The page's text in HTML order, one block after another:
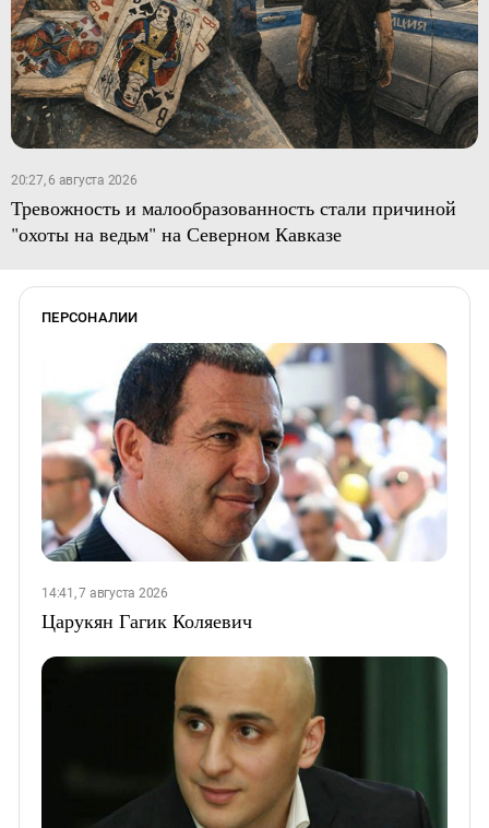
20:27, 6 августа 2026
Тревожность и малообразованность стали причиной
"охоты на ведьм" на Северном Кавказе
ПЕРСОНАЛИИ
14:41, 7 августа 2026
Царукян Гагик Коляевич